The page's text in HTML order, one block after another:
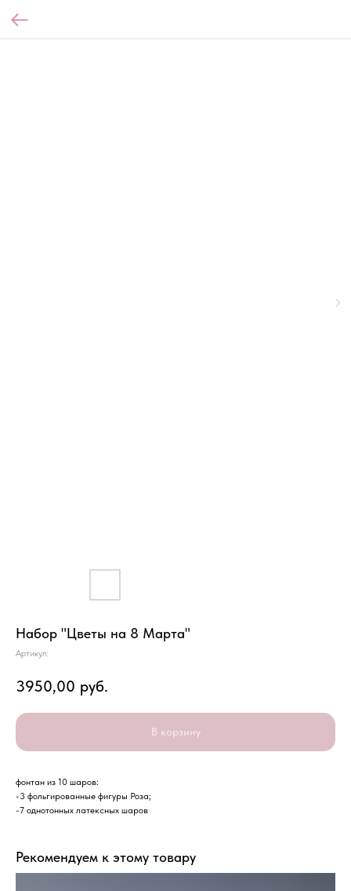
Набор "Цветы на 8 Марта"
Артикул:
3950,00 руб.
В корзину
фонтан из 10 шаров:
-3 фольгированные фигуры Роза;
-7 однотонных латексных шаров
Рекомендуем к этому товару